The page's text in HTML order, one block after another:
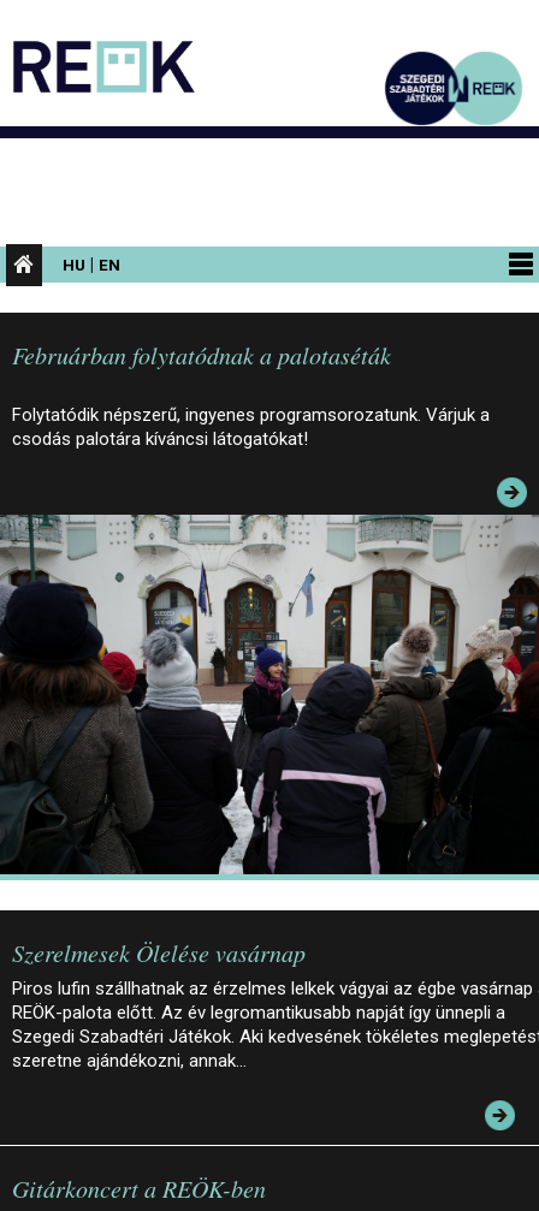
HU | EN
PROGRAMOK
KIÁLLÍTÁSOK
AZ ÉPÜLET
INFORMÁCIÓK
JEGYEK
ELÉRHETŐSÉG
PALOTASÉTÁK ÉS VEZETÉSEK
KÖZÉRDEKŰ ADATOK
Februárban folytatódnak a palotaséták
Folytatódik népszerű, ingyenes programsorozatunk. Várjuk a
csodás palotára kíváncsi látogatókat!
Szerelmesek Ölelése vasárnap
Piros lufin szállhatnak az érzelmes lelkek vágyai az égbe vasárnap
REÖK-palota előtt. Az év legromantikusabb napját így ünnepli a
Szegedi Szabadtéri Játékok. Aki kedvesének tökéletes
szeretne ajándékozni, annak…
Gitárkoncert a REÖK-ben